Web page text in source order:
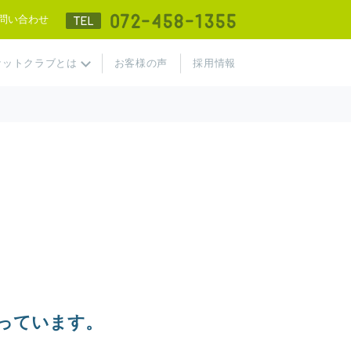
い合わせ
トクラブとは お客様の声 採用情報
ています。